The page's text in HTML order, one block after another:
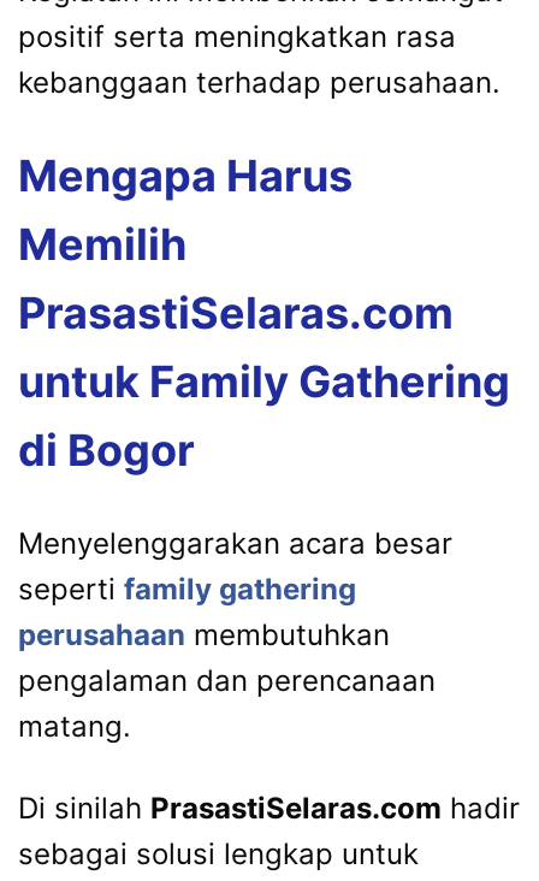
positif serta meningkatkan rasa
kebanggaan terhadap perusahaan.
Mengapa Harus
Memilih
PrasastiSelaras.com
untuk Family Gathering
di Bogor
Menyelenggarakan acara besar
seperti family gathering
perusahaan membutuhkan
pengalaman dan perencanaan
matang.
Di sinilah PrasastiSelaras.com hadir
sebagai solusi lengkap untuk